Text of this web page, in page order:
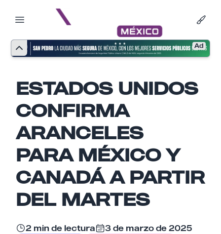
Ad
ESTADOS UNIDOS
CONFIRMA
ARANCELES
PARA MÉXICO Y
CANADÁ A PARTIR
DEL MARTES
2 min de lectura
3 de marzo de 2025
Nombre